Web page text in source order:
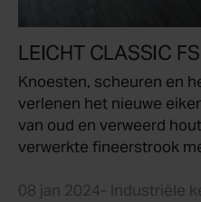
LEICHT CLASSIC
Knoesten, scheuren en
verlenen het nieuwe
van oud en verweerd
verwerkte fineerstrook
08 jan 2024- Industriële